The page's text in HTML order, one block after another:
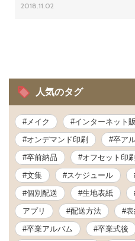
2018.11.02
人気のタグ
#メイク #インターネット
#オンデマンド印刷
#卒ア
#卒前納品
#オフセット印
#文集
#スケジュール
#個別配送
#生地表紙
アプリ
#配送方法 #
#卒業アルバム
#卒業式後
LINEで相談する